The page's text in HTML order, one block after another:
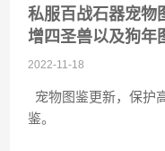
私服百战石器宠物
增四圣兽以及狗年
2022-11-18
宠物图鉴更新，保护
鉴。